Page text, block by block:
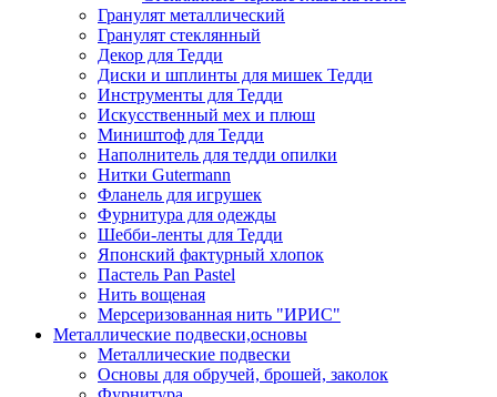
Гранулят металлический
Гранулят стеклянный
Декор для Тедди
Диски и шплинты для мишек Тедди
Инструменты для Тедди
Искусственный мех и плюш
Миништоф для Тедди
Наполнитель для тедди опилки
Нитки Gutermann
Фланель для игрушек
Фурнитура для одежды
Шебби-ленты для Тедди
Японский фактурный хлопок
Пастель Pan Pastel
Нить вощеная
Мерсеризованная нить "ИРИС"
Металлические подвески,основы
Металлические подвески
Основы для обручей, брошей, заколок